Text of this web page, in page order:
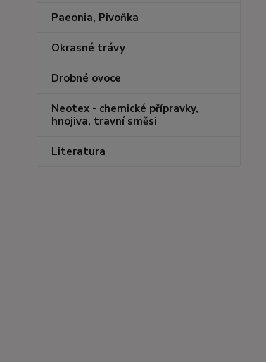
Paeonia, Pivoňka
Okrasné trávy
Drobné ovoce
Neotex - chemické přípravky,
hnojiva, travní směsi
Literatura